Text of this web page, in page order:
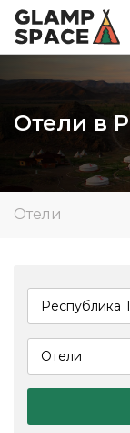
Отели в
Отели